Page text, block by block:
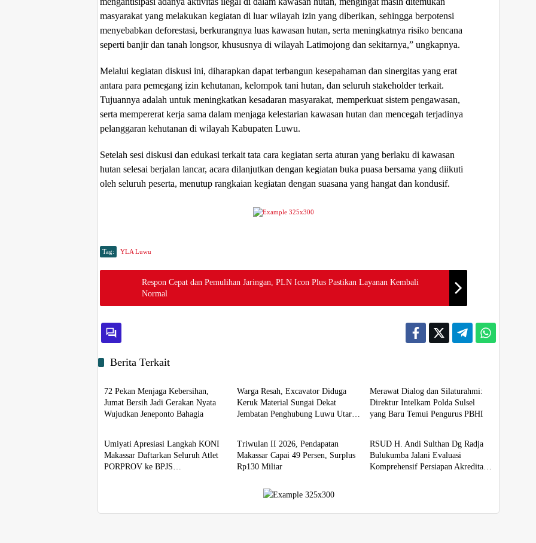
masyarakat yang melakukan kegiatan di luar wilayah izin yang diberikan, sehingga berpotensi
menyebabkan deforestasi, berkurangnya luas kawasan hutan, serta meningkatnya risiko bencana
seperti banjir dan tanah longsor, khususnya di wilayah Latimojong dan sekitarnya,” ungkapnya.
Melalui kegiatan diskusi ini, diharapkan dapat terbangun kesepahaman dan sinergitas yang erat
antara para pemegang izin kehutanan, kelompok tani hutan, dan seluruh stakeholder terkait.
Tujuannya adalah untuk meningkatkan kesadaran masyarakat, memperkuat sistem pengawasan,
serta mempererat kerja sama dalam menjaga kelestarian kawasan hutan dan mencegah terjadinya
pelanggaran kehutanan di wilayah Kabupaten Luwu.
Setelah sesi diskusi dan edukasi terkait tata cara kegiatan serta aturan yang berlaku di kawasan
hutan selesai berjalan lancar, acara dilanjutkan dengan kegiatan buka puasa bersama yang diikuti
oleh seluruh peserta, menutup rangkaian kegiatan dengan suasana yang hangat dan kondusif.
Tag: YLA Luwu
Respon Cepat dan Pemulihan Jaringan, PLN Icon Plus Pastikan Layanan Kembali
Normal
Berita Terkait
Berita
72 Pekan Menjaga Kebersihan,
Jumat Bersih Jadi Gerakan Nyata
Wujudkan Jeneponto Bahagia
Warga Resah, Excavator Diduga
Keruk Material Sungai Dekat
Jembatan Penghubung Luwu Utara–
Merawat Dialog dan Silaturahmi:
Direktur Intelkam Polda Sulsel
yang Baru Temui Pengurus PBHI
Berita
Umiyati Apresiasi Langkah KONI
Makassar Daftarkan Seluruh Atlet
PORPROV ke BPJS
Berita
Triwulan II 2026, Pendapatan
Makassar Capai 49 Persen, Surplus
Rp130 Miliar
Berita
RSUD H. Andi Sulthan Dg Radja
Bulukumba Jalani Evaluasi
Komprehensif Persiapan Akreditasi